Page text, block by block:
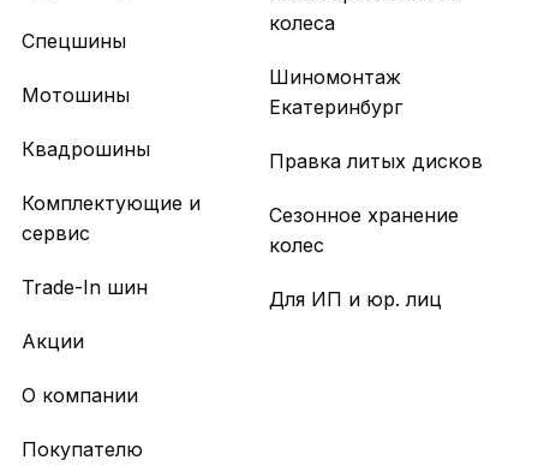
Спецшины
Мотошины
Квадрошины
Комплектующие и
сервис
Trade-In шин
Акции
колеса
Шиномонтаж
Екатеринбург
Правка литых дисков
Сезонное хранение
колес
Для ИП и юр. лиц
О компании
Покупателю